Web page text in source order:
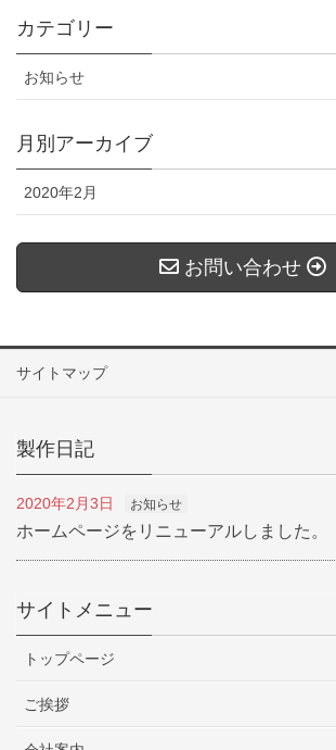
b
カテゴリー
お知らせ
月別アーカイブ
2020年2月
お問い合わせ
サイトマップ
製作日記
2020年2月3日 お知らせ
ホームページをリニューアルしました。
サイトメニュー
トップページ
ご挨拶